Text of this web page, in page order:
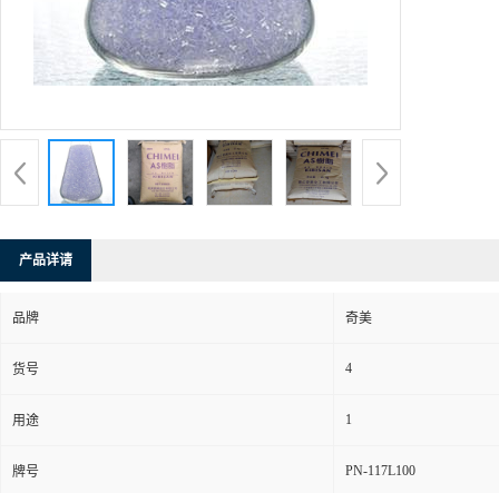
产品详请
品牌 奇美
货号 4
用途 1
牌号 PN-117L100